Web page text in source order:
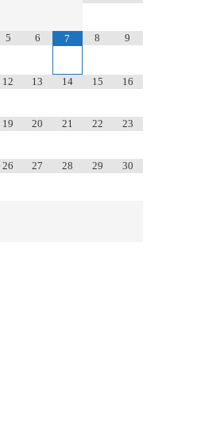
5 6 7 8 9
12 13 14 15 16
19 20 21 22 23
26 27 28 29 30